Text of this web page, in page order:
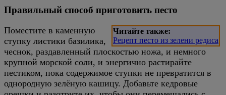
Правильный способ приготовить песто
Читайте также:
Рецепт песто из зелени редиса
Поместите в каменную
ступку листики базилика,
чеснок, раздавленный плоскостью ножа, и немного
крупной морской соли, и энергично растирайте
пестиком, пока содержимое ступки не превратится в
однородную зелёную кашицу. Добавьте кедровые